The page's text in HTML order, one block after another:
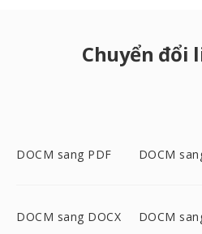
Chuyển đổi
DOCM sang PDF DOCM
DOCM sang DOCX DOCM